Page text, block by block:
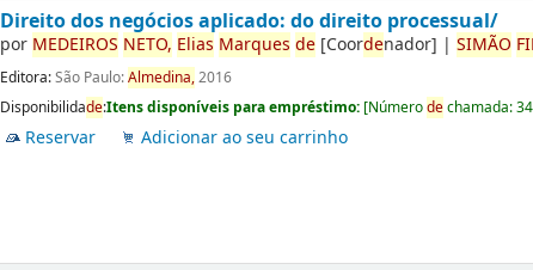
Direito dos negócios aplicado: do direito processual/
por MEDEIROS NETO, Elias Marques de [Coordenador] |SIMÃO
Editora:São Paulo:Almedina,2016
Disponibilidade:Itens disponíveis para empréstimo: [Númerodechamada:
Reservar Adicionar ao seu carrinho